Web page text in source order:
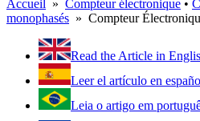
Accueil » Compteur électronique •
monophasés » Compteur
Read the Article in
Leer el artículo en
Leia o artigo em